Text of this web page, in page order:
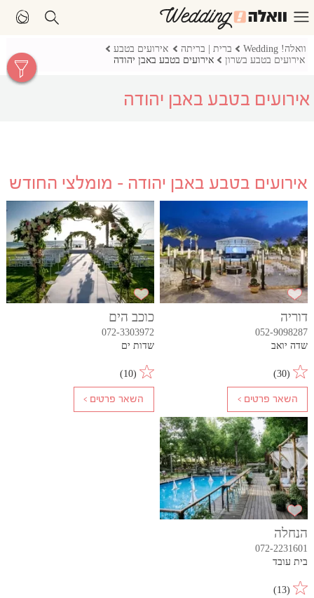
וואלה! Wedding ברית | בריתה
אירועים בטבע
אירועים בטבע בשרון
אירועים בטבע באבן יהודה
אירועים בטבע באבן יהודה
אירועים בטבע באבן יהודה - מומלצי החודש
דוריה
052-9098287
שדה יואב
(
30
)
כוכב הים
072-3303972
שדות ים
(
10
)
הנחלה
072-2231601
בית עובד
(
13
)